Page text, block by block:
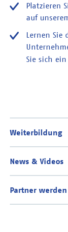
Platzieren
auf
Lernen Sie
Sie sich ein